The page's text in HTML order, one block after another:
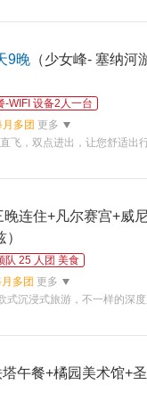
9晚 （少女峰- 塞纳河
-WIFI 设备2人一台
月多团 更多
飞，双点进出，让您舒适出
晚连住+凡尔赛宫+威
队 25 人团 美食
多团 更多
式沉浸式旅游，不一样的深
塔午餐+橘园美术馆+